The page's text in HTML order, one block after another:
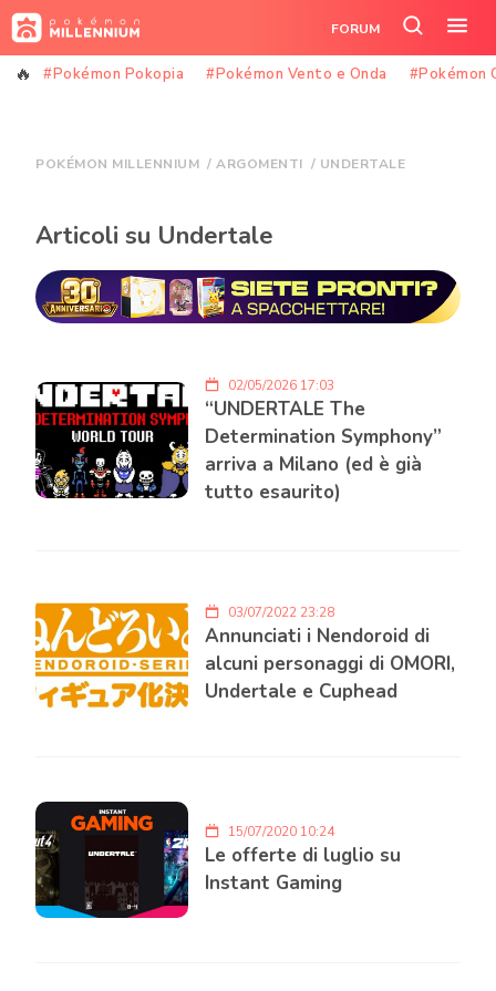
Vai
al
contenuto
FORUM
Cerca
nel il
#Pokémon Pokopia #Pokémon Vento e Onda #Pokémon
POKÉMON MILLENNIUM / ARGOMENTI / UNDERTALE
Articoli su Undertale
02/05/2026 17:03
“UNDERTALE The
Determination Symphony”
arriva a Milano (ed è già
tutto esaurito)
03/07/2022 23:28
Annunciati i Nendoroid di
alcuni personaggi di OMORI,
Undertale e Cuphead
15/07/2020 10:24
Le offerte di luglio su
Instant Gaming